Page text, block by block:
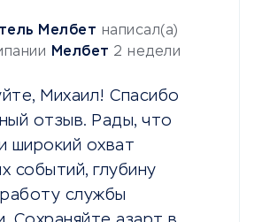
Мелбет написал(а)
Мелбет 2 недели
Михаил! Спасибо
отзыв. Рады, что
широкий охват
событий, глубину
службы